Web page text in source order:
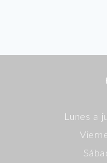
Lunes a